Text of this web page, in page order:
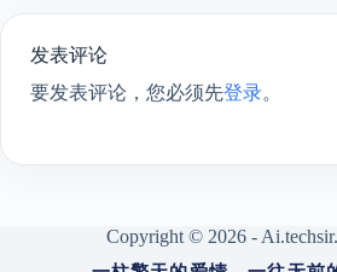
发表评论
要发表评论，您必须先登录。
Copyright © 2026 -